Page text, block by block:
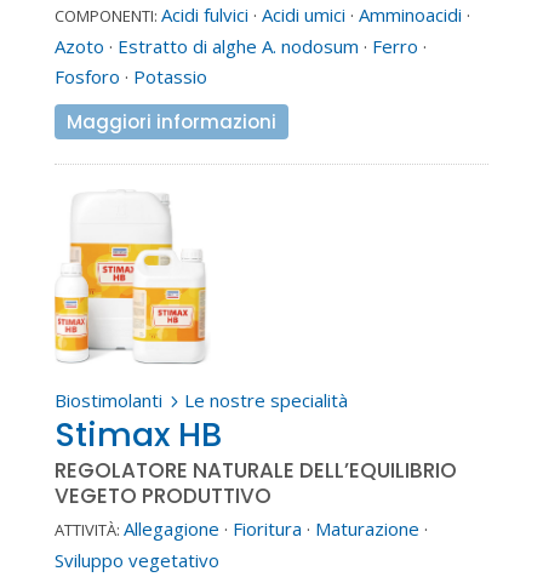
COMPONENTI: Acidi fulvici · Acidi umici · Amminoacidi ·
Azoto · Estratto di alghe A. nodosum · Ferro ·
Fosforo · Potassio
Maggiori informazioni
Biostimolanti 5 Le nostre specialità
Stimax HB
REGOLATORE NATURALE DELL’EQUILIBRIO
VEGETO PRODUTTIVO
ATTIVITÀ: Allegagione · Fioritura · Maturazione ·
Sviluppo vegetativo